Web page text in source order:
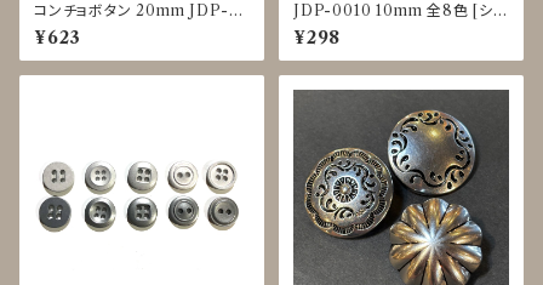
コンチョボタン 20mm JDP-0
016
¥623
JDP-0010 10mm 全8色 [シェ
ル調][裏足ボタン][ブラウス]
¥298